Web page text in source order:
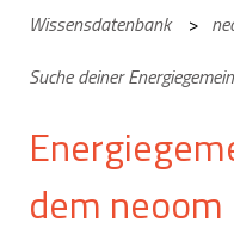
Wissensdatenbank
Suche deiner
dem neoom